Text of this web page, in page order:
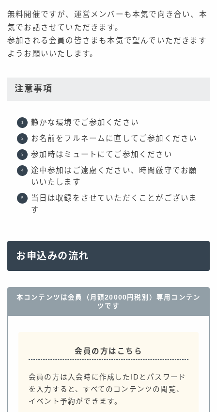
無料開催ですが、運営メンバーも本気で向き合い、本
気でお話させていただきます。
参加される会員の皆さまも本気で望んでいただきます
ようお願いいたします。
注意事項
静かな環境でご参加ください
お名前をフルネームに直してご参加ください
参加時はミュートにてご参加ください
途中参加はご遠慮ください、時間厳守でお願
いいたします
当日は収録をさせていただくことがございま
す
お申込みの流れ
本コンテンツは会員（月額20000円税別）専用コンテン
ツです
会員の方はこちら
会員の方は入会時に作成したIDとパスワード
を入力すると、すべてのコンテンツの閲覧、
イベント予約ができます。